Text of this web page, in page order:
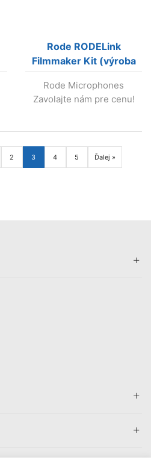
Rode RODELink
Filmmaker Kit (výroba
Rode Microphones
Zavolajte nám pre cenu!
2 3 4 5 Ďalej »